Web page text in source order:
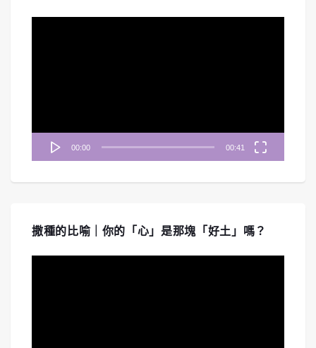
00:00 00:41
撒種的比喻｜你的「心」是那塊「好土」嗎？